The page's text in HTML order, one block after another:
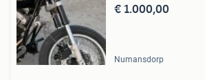
€ 1.000,00
Numansdorp